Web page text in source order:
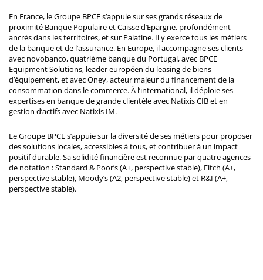
En France, le Groupe BPCE s’appuie sur ses grands réseaux de
proximité Banque Populaire et Caisse d’Epargne, profondément
ancrés dans les territoires, et sur Palatine. Il y exerce tous les métiers
de la banque et de l’assurance. En Europe, il accompagne ses clients
avec novobanco, quatrième banque du Portugal, avec BPCE
Equipment Solutions, leader européen du leasing de biens
d’équipement, et avec Oney, acteur majeur du financement de la
consommation dans le commerce. À l’international, il déploie ses
expertises en banque de grande clientèle avec Natixis CIB et en
gestion d’actifs avec Natixis IM.
Le Groupe BPCE s’appuie sur la diversité de ses métiers pour proposer
des solutions locales, accessibles à tous, et contribuer à un impact
positif durable. Sa solidité financière est reconnue par quatre agences
de notation : Standard & Poor’s (A+, perspective stable), Fitch (A+,
perspective stable), Moody’s (A2, perspective stable) et R&I (A+,
perspective stable).